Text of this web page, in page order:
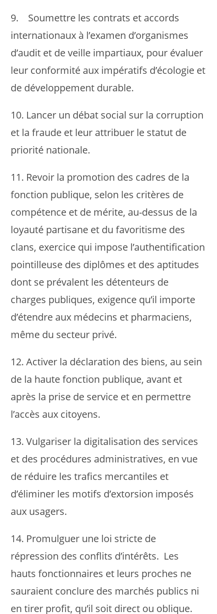
9. Soumettre les contrats et accords
internationaux à l’examen d’organismes
d’audit et de veille impartiaux, pour évaluer
leur conformité aux impératifs d’écologie et
de développement durable.
10. Lancer un débat social sur la corruption
et la fraude et leur attribuer le statut de
priorité nationale.
11. Revoir la promotion des cadres de la
fonction publique, selon les critères de
compétence et de mérite, au-dessus de la
loyauté partisane et du favoritisme des
clans, exercice qui impose l’authentification
pointilleuse des diplômes et des aptitudes
dont se prévalent les détenteurs de
charges publiques, exigence qu’il importe
d’étendre aux médecins et pharmaciens,
même du secteur privé.
12. Activer la déclaration des biens, au sein
de la haute fonction publique, avant et
après la prise de service et en permettre
l’accès aux citoyens.
13. Vulgariser la digitalisation des services
et des procédures administratives, en vue
de réduire les trafics mercantiles et
d’éliminer les motifs d’extorsion imposés
aux usagers.
14. Promulguer une loi stricte de
répression des conflits d’intérêts. Les
hauts fonctionnaires et leurs proches ne
sauraient conclure des marchés publics ni
en tirer profit, qu’il soit direct ou oblique.